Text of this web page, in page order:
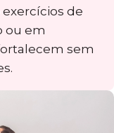
exercícios de
ou em
sem